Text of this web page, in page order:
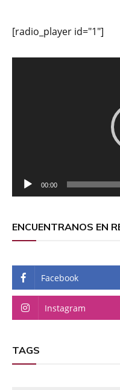
[radio_player id="1"]
00:00
ENCUENTRANOS EN
Facebook
Instagram
TAGS